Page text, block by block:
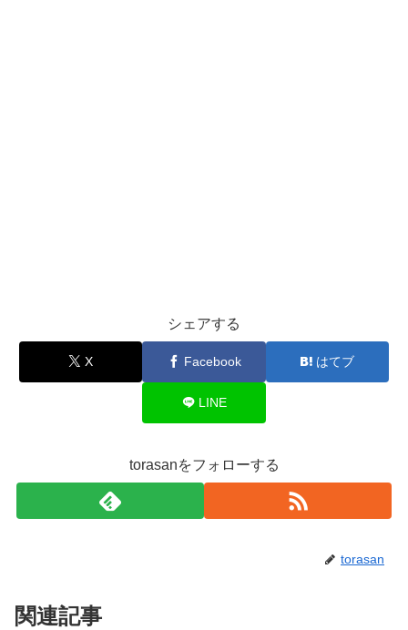
シェアする
X Facebook はてブ
LINE
torasanをフォローする
torasan
関連記事